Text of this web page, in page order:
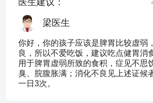
医生建议：
梁医生
你好，你的孩子应该是脾胃比较虚弱
良，所以不爱吃饭，建议吃点健胃消
用于脾胃虚弱所致的食积，症见不思
臭、脘腹胀满；消化不良见上述证候
一日3次。